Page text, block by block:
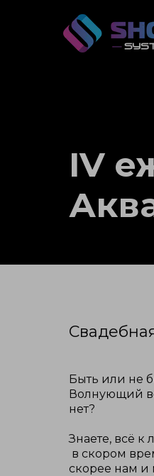
IV
Быть или не
Волнующий
нет?
Знаете, всё
в скором
скорее нам и